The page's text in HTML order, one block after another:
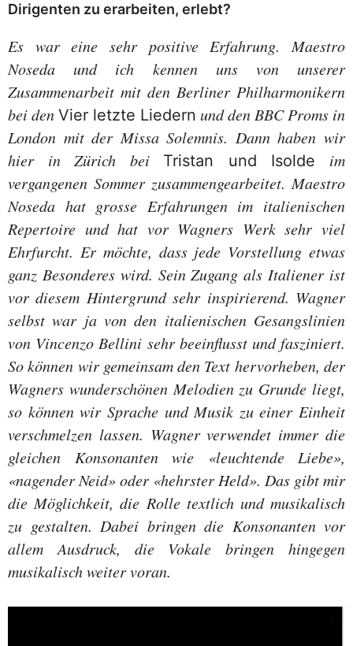
Dirigenten zu erarbeiten, erlebt?
Es war eine sehr positive Erfahrung. Maestro
Noseda und ich kennen uns von unserer
Zusammenarbeit mit den Berliner Philharmonikern
bei den Vier letzte Liedern und den BBC Proms in
London mit der Missa Solemnis. Dann haben wir
hier in Zürich bei Tristan und Isolde
im
vergangenen Sommer zusammengearbeitet. Maestro
Noseda hat grosse Erfahrungen im italienischen
Repertoire und hat vor Wagners Werk sehr viel
Ehrfurcht. Er möchte, dass jede Vorstellung etwas
ganz Besonderes wird. Sein Zugang als Italiener ist
vor diesem Hintergrund sehr inspirierend. Wagner
selbst war ja von den italienischen Gesangslinien
von Vincenzo Bellini sehr beeinflusst und fasziniert.
So können wir gemeinsam den Text hervorheben, der
Wagners wunderschönen Melodien zu Grunde liegt,
so können wir Sprache und Musik zu einer Einheit
verschmelzen lassen. Wagner verwendet immer die
gleichen Konsonanten wie «leuchtende Liebe»,
«nagender Neid» oder «hehrster Held». Das gibt mir
die Möglichkeit, die Rolle textlich und musikalisch
zu gestalten. Dabei bringen die Konsonanten vor
allem Ausdruck, die Vokale bringen hingegen
musikalisch weiter voran.